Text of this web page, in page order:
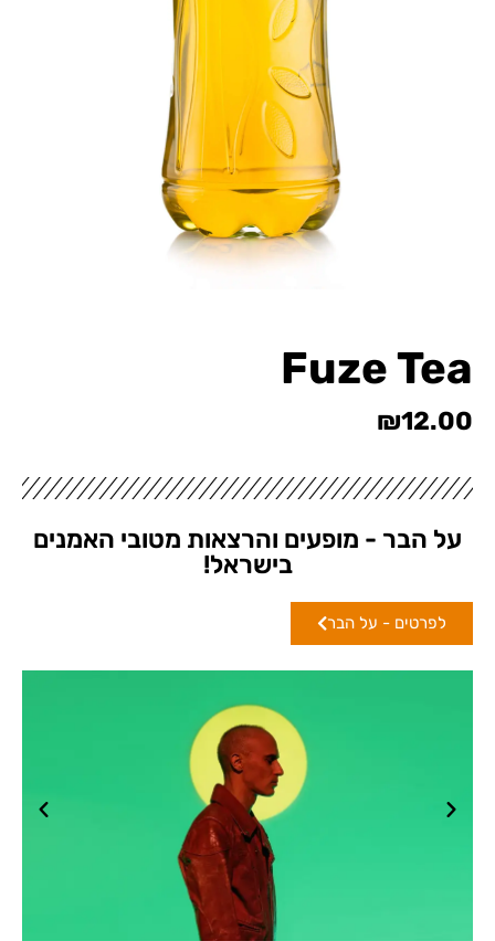
Fuze Tea
₪12.00
על הבר - מופעים והרצאות מטובי האמנים
בישראל!
לפרטים - על הבר